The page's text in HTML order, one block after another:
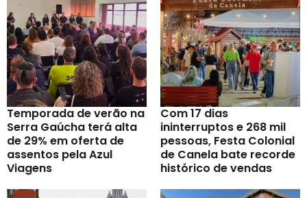
Temporada de verão na
Serra Gaúcha terá alta
de 29% em oferta de
assentos pela Azul
Viagens
Com 17 dias
ininterruptos e 268 mil
pessoas, Festa Colonial
de Canela bate recorde
histórico de vendas